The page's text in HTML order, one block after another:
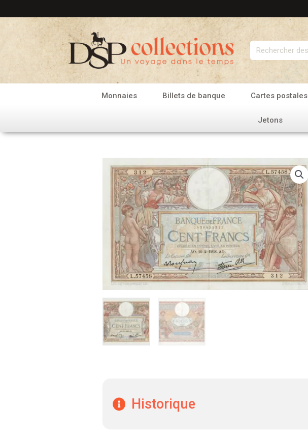
au
contenu
Rechercher
Monnaies Billets de banque Cartes postales
Jetons
Historique